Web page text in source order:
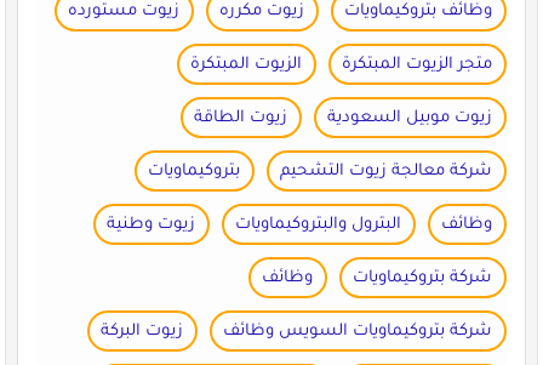
وظائف بتروكيماويات زيوت مكرره زيوت مستورده
متجر الزيوت المبتكرة الزيوت المبتكرة
زيوت موبيل السعودية زيوت الطاقة
شركة معالجة زيوت التشحيم بتروكيماويات
وظائف البترول والبتروكيماويات زيوت وطنية
شركة بتروكيماويات وظائف
شركة بتروكيماويات السويس وظائف زيوت البركة